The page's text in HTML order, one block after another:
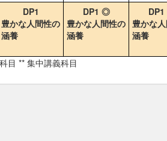
DP1
豊かな人間性の
涵養
DP1 ◎
豊かな人間性の
涵養
DP1
豊かな
涵養
目 ** 集中講義科目